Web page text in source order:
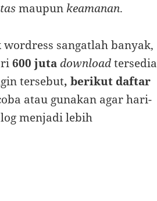
maupun keamanan.
sangatlah banyak,
600 juta downloadtersedia
tersebut, berikut daftar
atau gunakan agar hari-
menjadi lebih